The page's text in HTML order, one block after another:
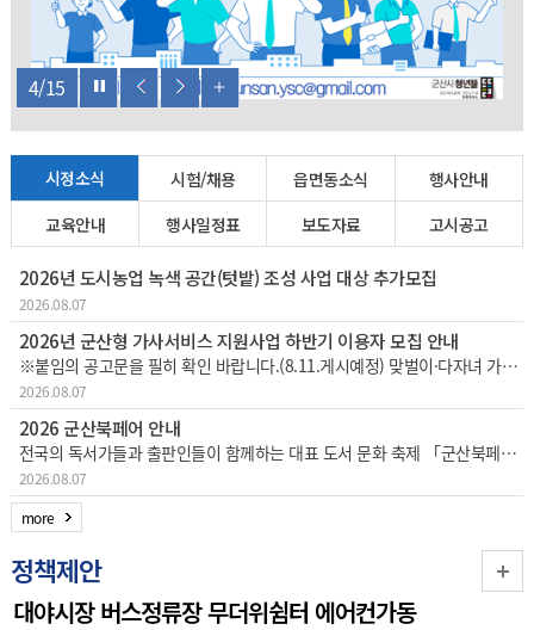
4/15
시정소식 시험/채용 읍면동소식
행사안내
교육안내
행사일정표 보도자료 고시공고
2026년 도시농업 녹색 공간(텃밭) 조성 사업 대상 추가모집
2026.08.07
2026년 군산형 가사서비스 지원사업 하반기 이용자 모집 안내
※붙임의 공고문을 필히 확인 바랍니다.(8.11.게시예정) 맞벌이·다자녀 가정 등의 가사노동 부담을 경감하고 일·생활 균형 지원을 위한 「군산형 가사서비스 지원사업」하반기 이용자를 다음과 같이 추가 모집하오니 많은 참여 바랍니다. 1
2026.08.07
2026 군산북페어 안내
전국의 독서가들과 출판인들이 함께하는 대표 도서 문화 축제 「군산북페어 2026」이한층 더 풍성해진 콘텐츠와 커진 규모로 개최되오니, 시민 및 방문객 여러분의 많은 관심과 참여 바랍니다.□ 행사 개요행사 기간: 2026. 8. 28.
2026.08.07
more
정책제안
대야시장 버스정류장 무더위쉼터 에어컨가동